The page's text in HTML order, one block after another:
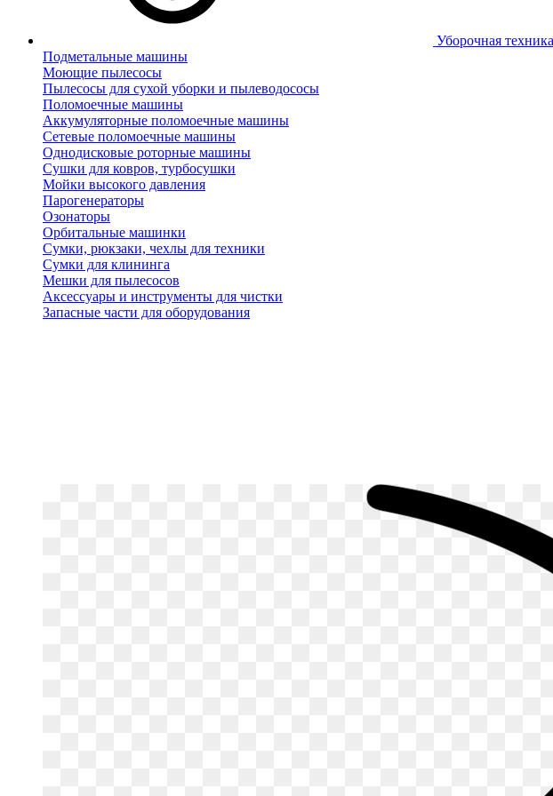
Уборочная техника
Подметальные машины
Моющие пылесосы
Пылесосы для сухой уборки и пылеводососы
Поломоечные машины
Аккумуляторные поломоечные машины
Сетевые поломоечные машины
Однодисковые роторные машины
Сушки для ковров, турбосушки
Мойки высокого давления
Парогенераторы
Озонаторы
Орбитальные машинки
Сумки, рюкзаки, чехлы для техники
Сумки для клининга
Мешки для пылесосов
Аксессуары и инструменты для чистки
Запасные части для оборудования